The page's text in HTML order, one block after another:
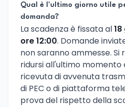
Qual è l'ultimo giorno utile
domanda?
La scadenza è fissata al
ore 12:00. Domande
non saranno ammesse.
ridursi all'ultimo momento
ricevuta di avvenuta
di PEC o di piattaforma
prova del rispetto della